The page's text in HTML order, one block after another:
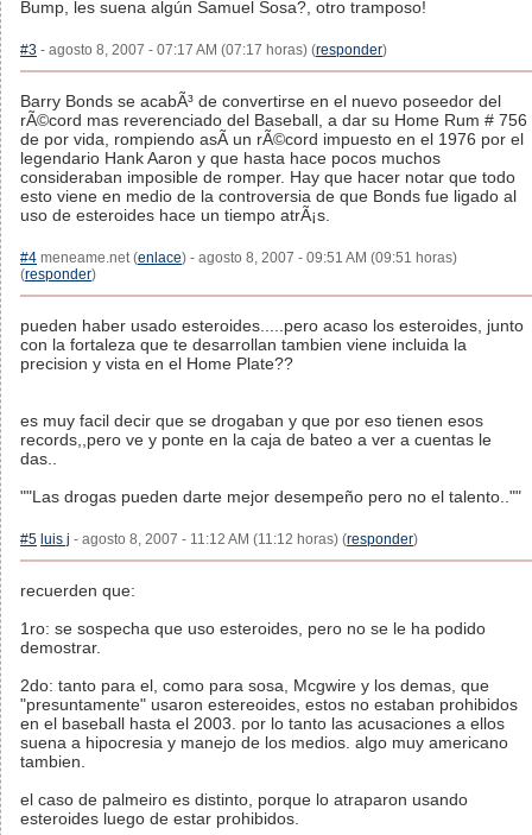
Bump, les suena algún Samuel Sosa?, otro tramposo!
#3 - agosto 8, 2007 - 07:17 AM (07:17 horas) (responder)
Barry Bonds se acabÃ³ de convertirse en el nuevo poseedor del
rÃ©cord mas reverenciado del Baseball, a dar su Home Rum # 756
de por vida, rompiendo asÃ­ un rÃ©cord impuesto en el 1976 por el
legendario Hank Aaron y que hasta hace pocos muchos
consideraban imposible de romper. Hay que hacer notar que todo
esto viene en medio de la controversia de que Bonds fue ligado al
uso de esteroides hace un tiempo atrÃ¡s.
#4 meneame.net (enlace) - agosto 8, 2007 - 09:51 AM (09:51 horas)
(responder)
pueden haber usado esteroides.....pero acaso los esteroides, junto
con la fortaleza que te desarrollan tambien viene incluida la
precision y vista en el Home Plate??
es muy facil decir que se drogaban y que por eso tienen esos
records,,pero ve y ponte en la caja de bateo a ver a cuentas le
das..
""Las drogas pueden darte mejor desempeño pero no el talento..""
#5 luis j - agosto 8, 2007 - 11:12 AM (11:12 horas) (responder)
recuerden que:
1ro: se sospecha que uso esteroides, pero no se le ha podido
demostrar.
2do: tanto para el, como para sosa, Mcgwire y los demas, que
"presuntamente" usaron estereoides, estos no estaban prohibidos
en el baseball hasta el 2003. por lo tanto las acusaciones a ellos
suena a hipocresia y manejo de los medios. algo muy americano
tambien.
el caso de palmeiro es distinto, porque lo atraparon usando
esteroides luego de estar prohibidos.